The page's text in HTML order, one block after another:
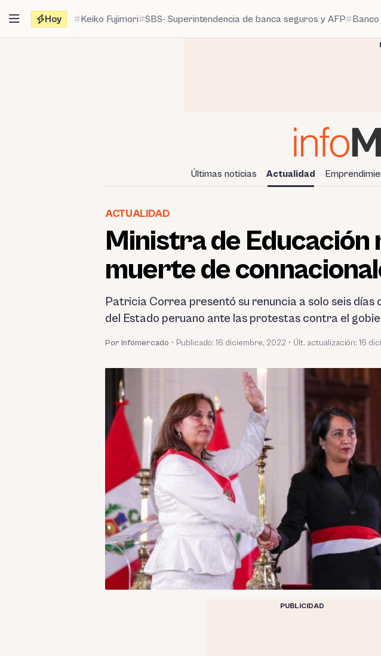
contenido
Hoy Keiko Fujimori SBS- Superintendencia de banca seguros y AFP
Últimas noticias Actualidad
ACTUALIDAD
Ministra de Educación
muerte de
Patricia Correa presentó su renuncia a solo seis
del Estado peruano ante las protestas contra el
Por Infomercado • Publicado: 16 diciembre, 2022 • Últ. actualización: 16
PUBLICIDAD